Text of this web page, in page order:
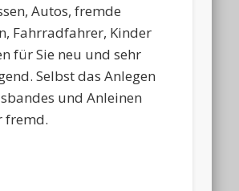
Autos, fremde
Fahrradfahrer, Kinder
für Sie neu und sehr
Selbst das Anlegen
und Anleinen
fremd.